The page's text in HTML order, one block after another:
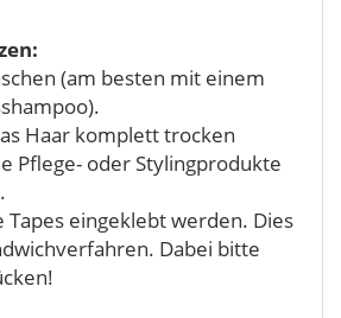
(am besten mit einem
Haar komplett trocken
Pflege- oder Stylingprodukte
Tapes eingeklebt werden. Dies
Dabei bitte